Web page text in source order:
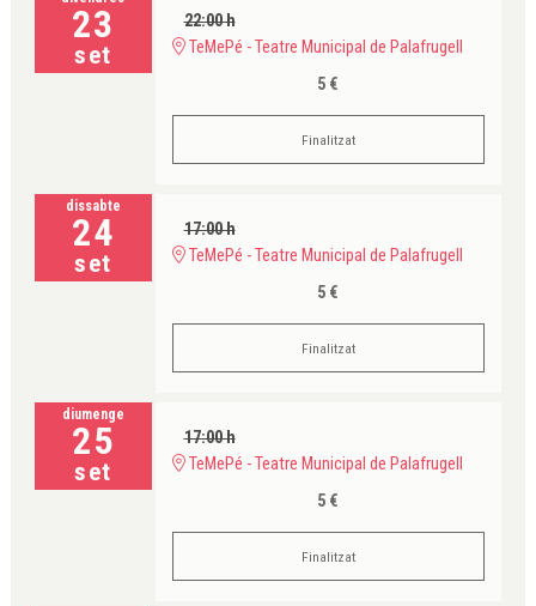
23
set
22:00 h
TeMePé - Teatre Municipal de Palafrugell
5 €
Finalitzat
dissabte
24
set
17:00 h
TeMePé - Teatre Municipal de Palafrugell
5 €
Finalitzat
diumenge
25
set
17:00 h
TeMePé - Teatre Municipal de Palafrugell
5 €
Finalitzat